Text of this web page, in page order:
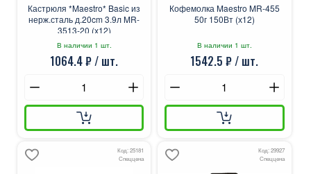
Кастрюля *Maestro* Basic из
нерж.сталь д.20cm 3.9л MR-
3513-20 (х12)
В наличии 1 шт.
1064.4 ₽ / шт.
Кофемолка Maestro MR-455
50г 150Вт (х12)
В наличии 1 шт.
1542.5 ₽ / шт.
Код: 25181
Спеццена
Код: 29927
Спеццена